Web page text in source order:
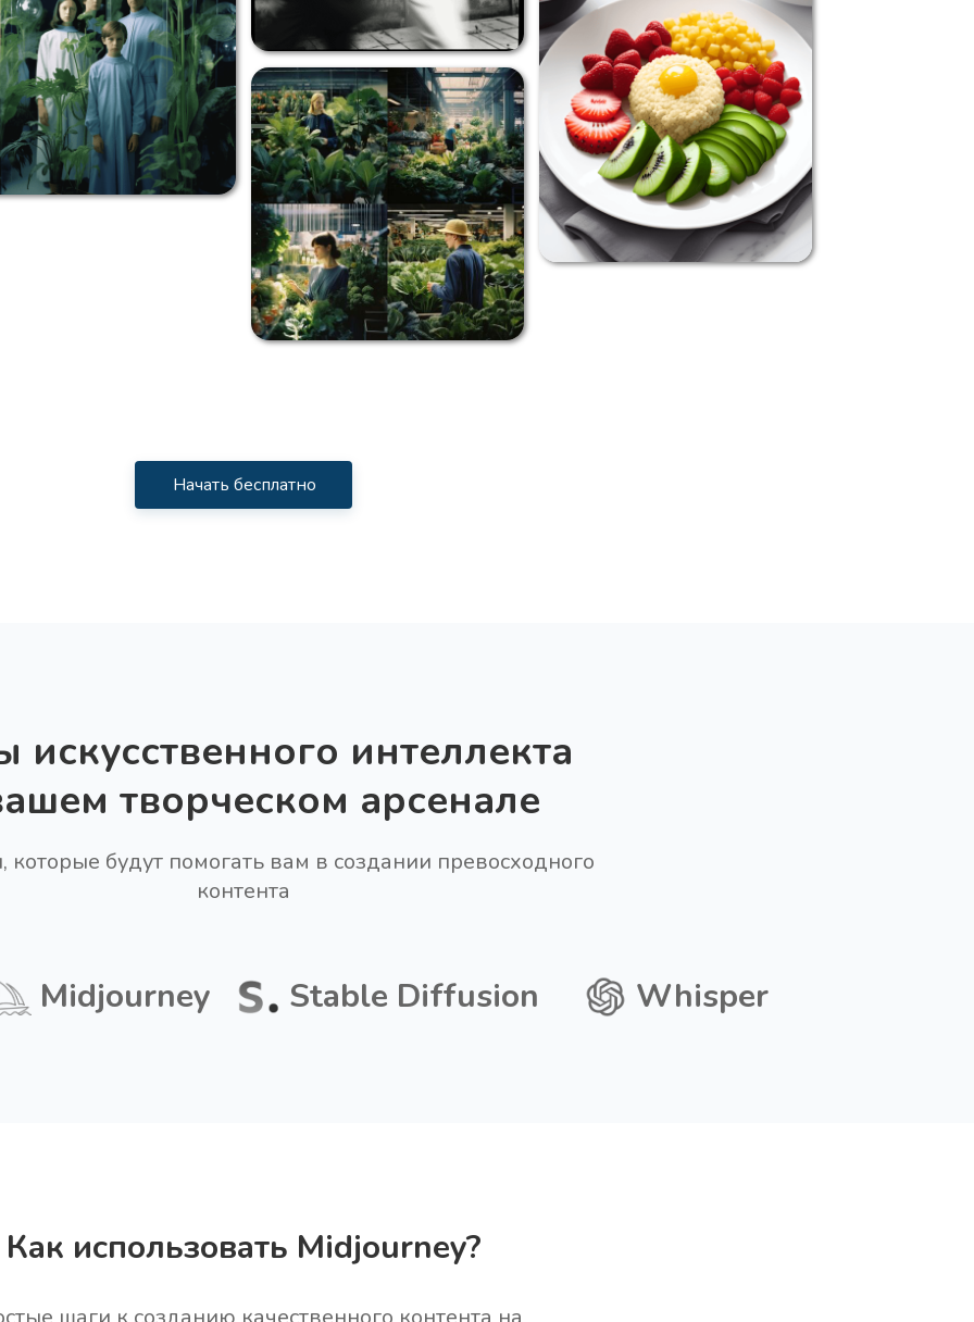
Начать бесплатно
искусственного интеллекта
творческом арсенале
которые будут помогать вам в создании превосходного
контента
Midjourney Stable Diffusion Whisper
Как использовать Midjourney?